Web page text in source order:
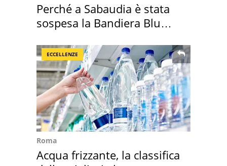
Perché a Sabaudia è stata
sospesa la Bandiera Blu
ECCELLENZE
Roma
Acqua frizzante, la classifica